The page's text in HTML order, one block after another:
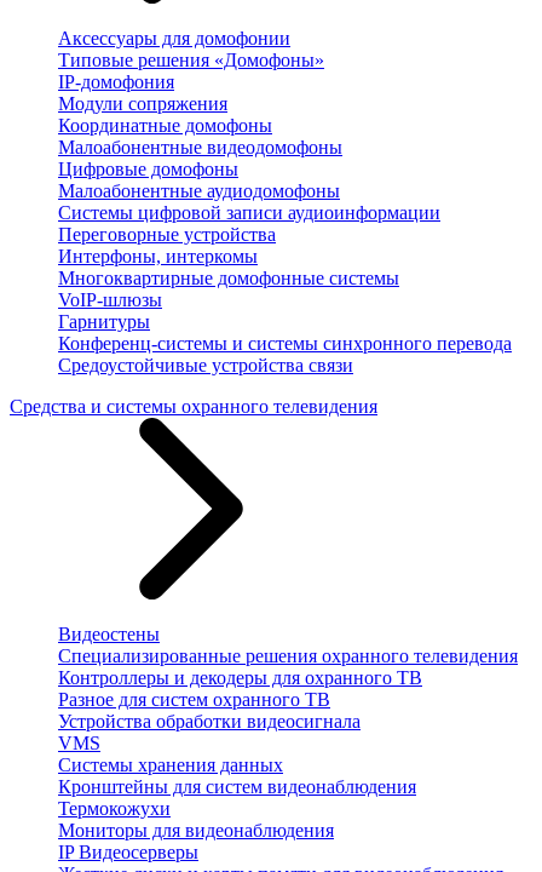
Аксессуары для домофонии
Типовые решения «Домофоны»
IP-домофония
Модули сопряжения
Координатные домофоны
Малоабонентные видеодомофоны
Цифровые домофоны
Малоабонентные аудиодомофоны
Системы цифровой записи аудиоинформации
Переговорные устройства
Интерфоны, интеркомы
Многоквартирные домофонные системы
VoIP-шлюзы
Гарнитуры
Конференц-системы и системы синхронного перевода
Средоустойчивые устройства связи
Средства и системы охранного телевидения
Видеостены
Специализированные решения охранного телевидения
Контроллеры и декодеры для охранного ТВ
Разное для систем охранного ТВ
Устройства обработки видеосигнала
VMS
Системы хранения данных
Кронштейны для систем видеонаблюдения
Термокожухи
Мониторы для видеонаблюдения
IP Видеосерверы